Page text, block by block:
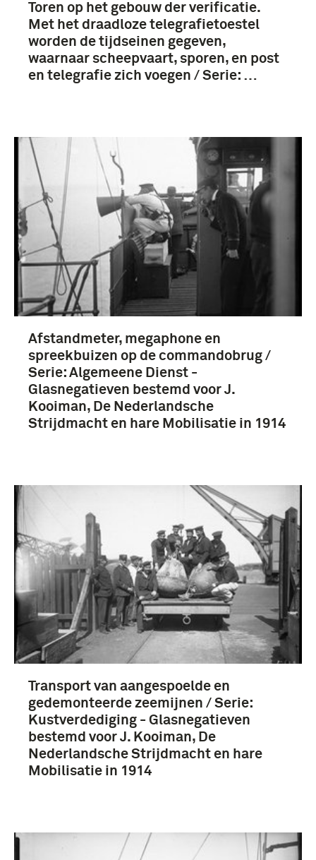
Toren op het gebouw der verificatie.
Met het draadloze telegrafietoestel
worden de tijdseinen gegeven,
waarnaar scheepvaart, sporen, en post
en telegrafie zich voegen / Serie: …
Afstandmeter, megaphone en
spreekbuizen op de commandobrug /
Serie: Algemeene Dienst -
Glasnegatieven bestemd voor J.
Kooiman, De Nederlandsche
Strijdmacht en hare Mobilisatie in 1914
Transport van aangespoelde en
gedemonteerde zeemijnen / Serie:
Kustverdediging - Glasnegatieven
bestemd voor J. Kooiman, De
Nederlandsche Strijdmacht en hare
Mobilisatie in 1914